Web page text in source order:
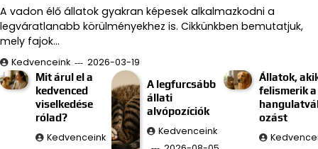
A vadon élő állatok gyakran képesek alkalmazkodni a
legváratlanabb körülményekhez is. Cikkünkben bemutatjuk,
mely fajok…
Kedvenceink
2026-03-19
Mit árul el a
kedvenced
viselkedése
rólad?
Kedvenceink
A legfurcsább
állati
alvópozíciók
Kedvenceink
Állatok,
felismerik a
ozást